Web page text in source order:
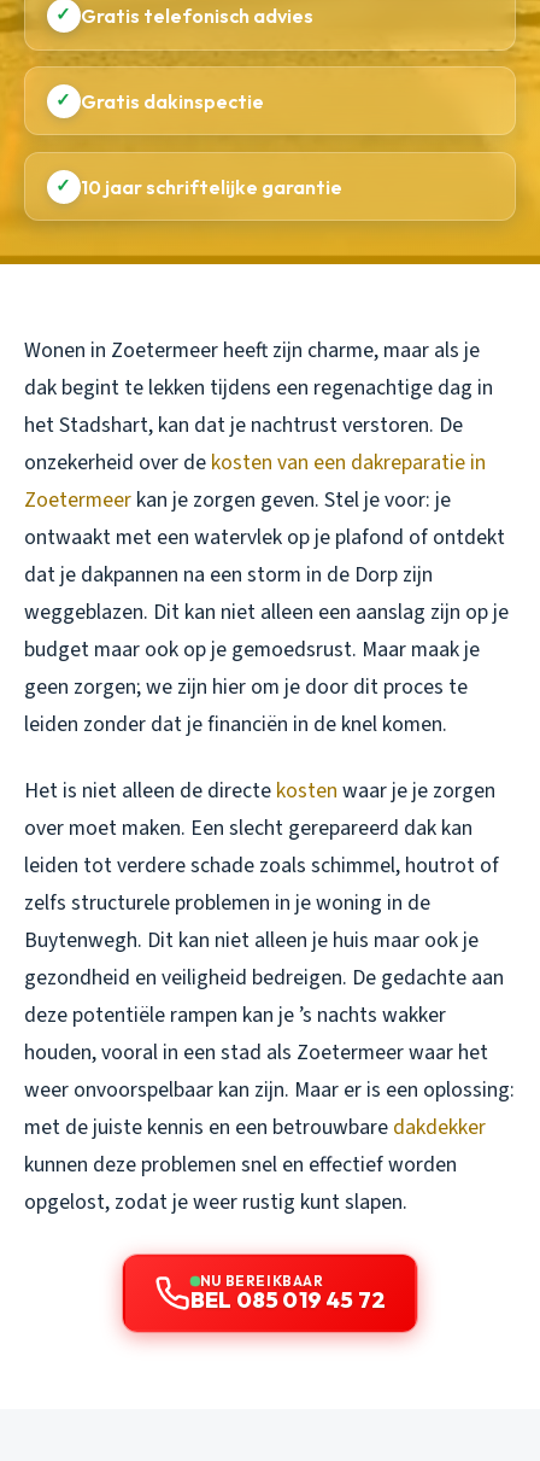
✓ Gratis telefonisch advies
✓ Gratis dakinspectie
✓ 10 jaar schriftelijke garantie
Wonen in Zoetermeer heeft zijn charme, maar als je
dak begint te lekken tijdens een regenachtige dag in
het Stadshart, kan dat je nachtrust verstoren. De
onzekerheid over de kosten van een dakreparatie in
Zoetermeer kan je zorgen geven. Stel je voor: je
ontwaakt met een watervlek op je plafond of ontdekt
dat je dakpannen na een storm in de Dorp zijn
weggeblazen. Dit kan niet alleen een aanslag zijn op je
budget maar ook op je gemoedsrust. Maar maak je
geen zorgen; we zijn hier om je door dit proces te
leiden zonder dat je financiën in de knel komen.
Het is niet alleen de directe kosten waar je je zorgen
over moet maken. Een slecht gerepareerd dak kan
leiden tot verdere schade zoals schimmel, houtrot of
zelfs structurele problemen in je woning in de
Buytenwegh. Dit kan niet alleen je huis maar ook je
gezondheid en veiligheid bedreigen. De gedachte aan
deze potentiële rampen kan je ’s nachts wakker
houden, vooral in een stad als Zoetermeer waar het
weer onvoorspelbaar kan zijn. Maar er is een oplossing:
met de juiste kennis en een betrouwbare dakdekker
kunnen deze problemen snel en effectief worden
opgelost, zodat je weer rustig kunt slapen.
NU BEREIKBAAR
BEL 085 019 45 72